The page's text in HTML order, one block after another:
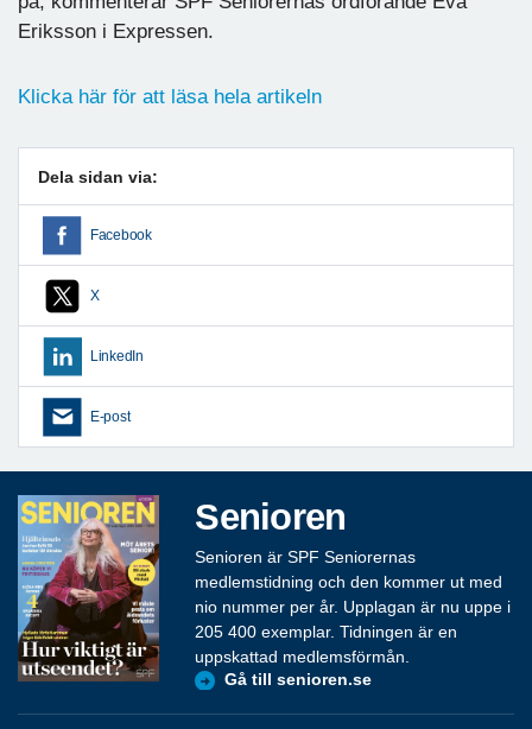
Eriksson i Expressen.
Klicka här för att läsa hela artikeln
Dela sidan via:
Facebook
X
LinkedIn
E-post
Senioren
Senioren är SPF Seniorernas
medlemstidning och den kommer ut med
nio nummer per år. Upplagan är nu uppe i
205 400 exemplar. Tidningen är en
uppskattad medlemsförmån.
Gå till senioren.se